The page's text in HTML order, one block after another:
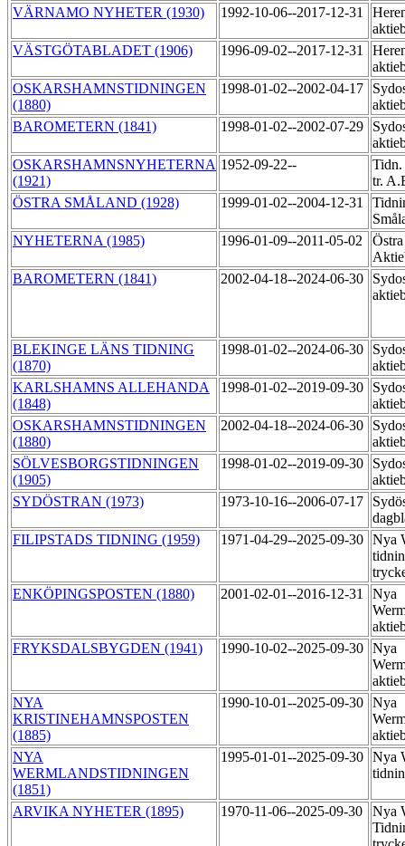
VÄRNAMO NYHETER (1930)
1992-10-06--2017-12-31
VÄSTGÖTABLADET (1906)
1996-09-02--2017-12-31
OSKARSHAMNSTIDNINGEN
(1880)
1998-01-02--2002-04-17
BAROMETERN (1841)
1998-01-02--2002-07-29
OSKARSHAMNSNYHETERNA
(1921)
1952-09-22--
Tidn.
tr.
ÖSTRA SMÅLAND (1928)
1999-01-02--2004-12-31
NYHETERNA (1985)
1996-01-09--2011-05-02
BAROMETERN (1841)
2002-04-18--2024-06-30
BLEKINGE LÄNS TIDNING
(1870)
1998-01-02--2024-06-30
KARLSHAMNS ALLEHANDA
(1848)
1998-01-02--2019-09-30
OSKARSHAMNSTIDNINGEN
(1880)
2002-04-18--2024-06-30
SÖLVESBORGSTIDNINGEN
(1905)
1998-01-02--2019-09-30
SYDÖSTRAN (1973)
1973-10-16--2006-07-17
FILIPSTADS TIDNING (1959)
1971-04-29--2025-09-30 Nya
ENKÖPINGSPOSTEN (1880)
2001-02-01--2016-12-31
Nya
FRYKSDALSBYGDEN (1941)
1990-10-02--2025-09-30 Nya
NYA
KRISTINEHAMNSPOSTEN
(1885)
1990-10-01--2025-09-30 Nya
NYA
WERMLANDSTIDNINGEN
(1851)
1995-01-01--2025-09-30 Nya
ARVIKA NYHETER (1895) 1970-11-06--2025-09-30
Nya